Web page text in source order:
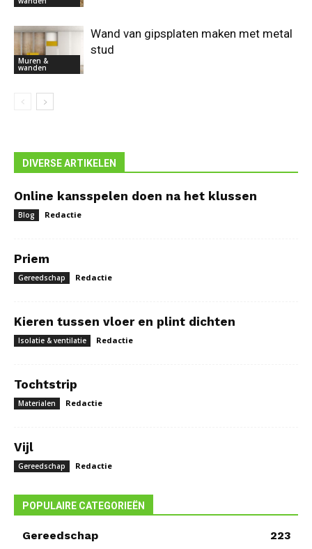
Muren &
wanden
Wand van gipsplaten maken met metal
stud
DIVERSE ARTIKELEN
Online kansspelen doen na het klussen
Blog Redactie
Priem
Gereedschap Redactie
Kieren tussen vloer en plint dichten
Isolatie & ventilatie Redactie
Tochtstrip
Materialen Redactie
Vijl
Gereedschap Redactie
POPULAIRE CATEGORIEËN
Gereedschap
223